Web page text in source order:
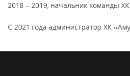
2018 – 2019, начальник команды
С 2021 года администратор ХК